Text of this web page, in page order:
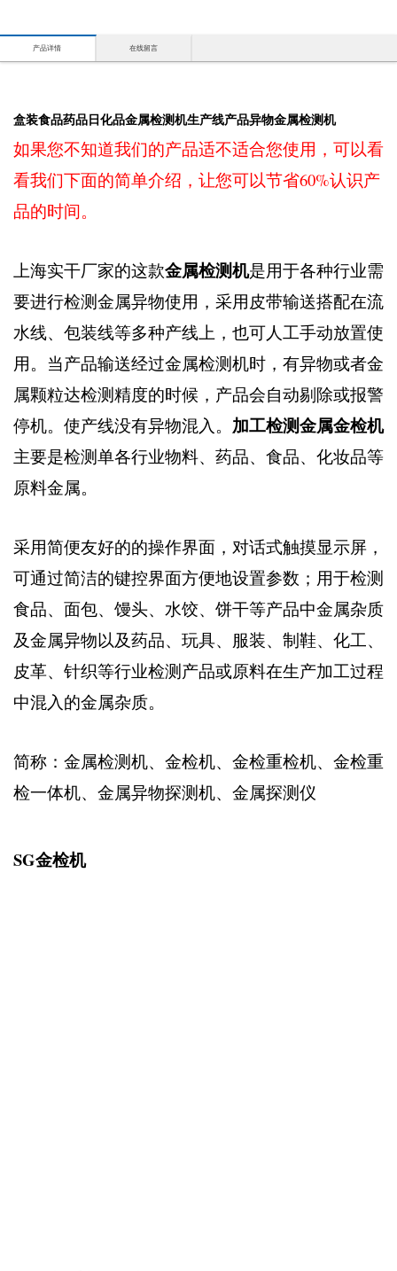
产品详情 在线留言
盒装食品药品日化品金属检测机生产线产品异物金属检测机
如果您不知道我们的产品适不适合您使用，可以看
看我们下面的简单介绍，让您可以节省60%认识产
品的时间。
上海实干厂家的这款金属检测机是用于各种行业需
要进行检测金属异物使用，采用皮带输送搭配在流
水线、包装线等多种产线上，也可人工手动放置使
用。当产品输送经过金属检测机时，有异物或者金
属颗粒达检测精度的时候，产品会自动剔除或报警
停机。使产线没有异物混入。 加工检测金属金检机
主要是检测单各行业物料、药品、食品、化妆品等
原料金属。
采用简便友好的的操作界面，对话式触摸显示屏，
可通过简洁的键控界面方便地设置参数；用于检测
食品、面包、馒头、水饺、饼干等产品中金属杂质
及金属异物以及药品、玩具、服装、制鞋、化工、
皮革、针织等行业检测产品或原料在生产加工过程
中混入的金属杂质。
简称：金属检测机、金检机、金检重检机、金检重
检一体机、金属异物探测机、金属探测仪
SG金检机